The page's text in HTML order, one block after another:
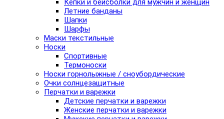
Кепки и бейсболки для мужчин и женщин
Летние банданы
Шапки
Шарфы
Маски текстильные
Носки
Спортивные
Термоноски
Носки горнолыжные / сноубордические
Очки солнцезащитные
Перчатки и варежки
Детские перчатки и варежки
Женские перчатки и варежки